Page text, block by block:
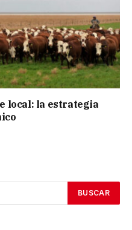
local: la estrategia